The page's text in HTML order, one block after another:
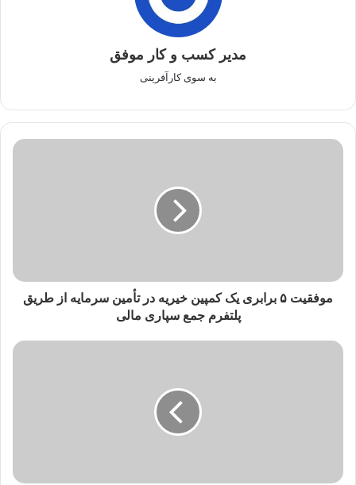
مدیر کسب و کار موفق
به سوی کارآفرینی
موفقیت ۵ برابری یک کمپین خیریه در تأمین سرمایه از طریق
پلتفرم جمع سپاری مالی